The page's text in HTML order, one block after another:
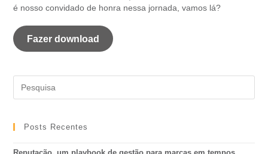
é nosso convidado de honra nessa jornada, vamos lá?
Fazer download
Posts Recentes